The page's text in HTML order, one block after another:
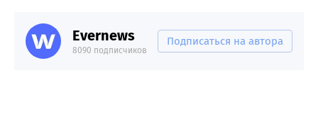
Evernews
8090 подписчиков
Подписаться на автора